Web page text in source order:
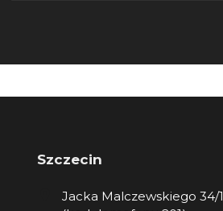
Szczecin
Jacka Malczewskiego 34/1